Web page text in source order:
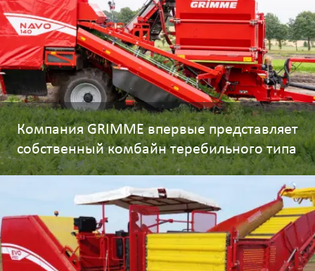
Компания GRIMME впервые представляет
собственный комбайн теребильного типа